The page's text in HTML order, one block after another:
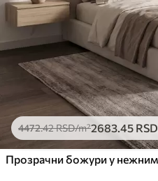
4472.42RSD/m²2683.45 RSD